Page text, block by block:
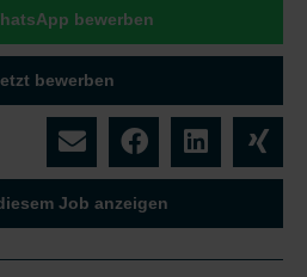
bewerben
bewerben
Job anzeigen